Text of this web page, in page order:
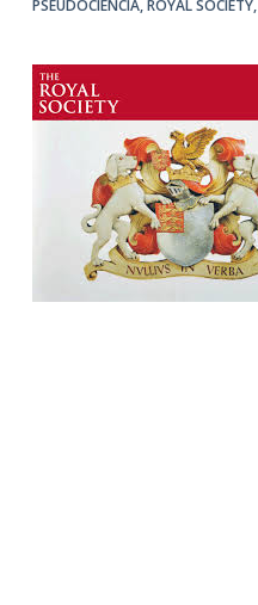
o
PSEUDOCIENCIA,ROYAL SOCIETY,